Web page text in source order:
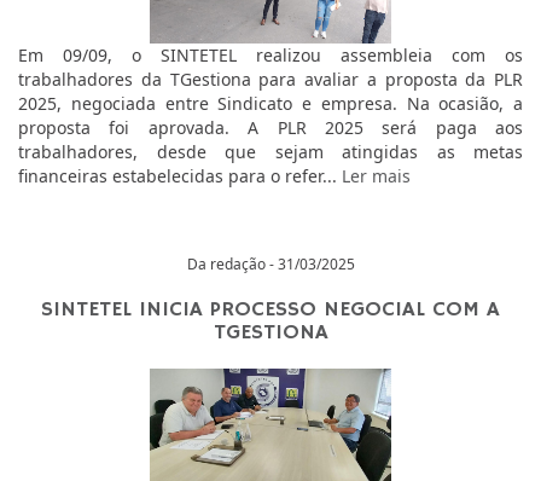
Em 09/09, o SINTETEL realizou assembleia com os
trabalhadores da TGestiona para avaliar a proposta da PLR
2025, negociada entre Sindicato e empresa. Na ocasião, a
proposta foi aprovada. A PLR 2025 será paga aos
trabalhadores, desde que sejam atingidas as metas
financeiras estabelecidas para o refer... Ler mais
Da redação - 31/03/2025
SINTETEL INICIA PROCESSO NEGOCIAL COM A
TGESTIONA